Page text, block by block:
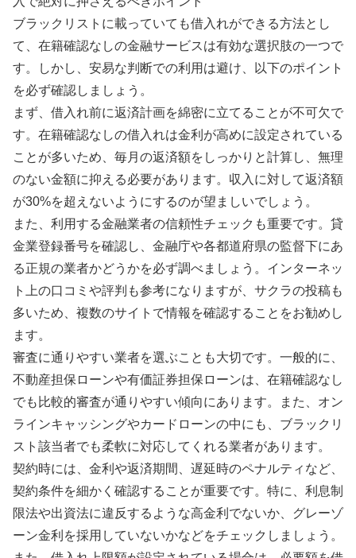
ブラックリストに載っていても借入れができる方法とし
て、在籍確認なしの金融サービスは有効な選択肢の一つで
す。しかし、安易な判断での利用は避け、以下のポイント
を必ず確認しましょう。
まず、借入れ前に返済計画を綿密に立てることが不可欠で
す。在籍確認なしの借入れは金利が高めに設定されている
ことが多いため、毎月の返済額をしっかりと計算し、無理
のない金額に抑える必要があります。収入に対して返済額
が30%を超えないようにするのが望ましいでしょう。
また、利用する金融業者の信頼性チェックも重要です。貸
金業登録番号を確認し、金融庁や各都道府県の監督下にあ
る正規の業者かどうかを必ず調べましょう。インターネッ
ト上の口コミや評判も参考になりますが、サクラの投稿も
多いため、複数のサイトで情報を確認することをお勧めし
ます。
審査に通りやすい業者を選ぶことも大切です。一般的に、
不動産担保ローンや有価証券担保ローンは、在籍確認なし
でも比較的審査が通りやすい傾向にあります。また、オン
ラインキャッシングやカードローンの中にも、ブラックリ
スト該当者でも柔軟に対応してくれる業者があります。
契約時には、金利や返済期間、遅延時のペナルティなど、
契約条件を細かく確認することが重要です。特に、利息制
限法や出資法に違反するような高金利でないか、グレーゾ
ーン金利を採用していないかなどをチェックしましょう。